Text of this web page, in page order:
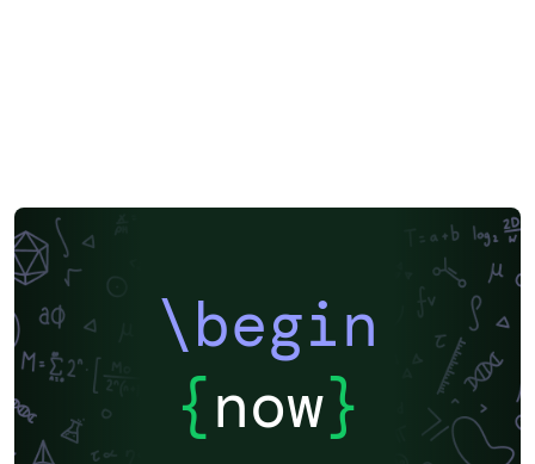
\begin
{now}